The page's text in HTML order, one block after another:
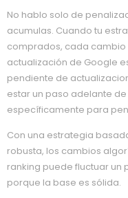
No hablo solo de
acumulas. Cuando tu
comprados, cada
actualización de Google
pendiente de
estar un paso adelante
específicamente para
Con una estrategia
robusta, los cambios
ranking puede fluctuar
porque la base es sólida.